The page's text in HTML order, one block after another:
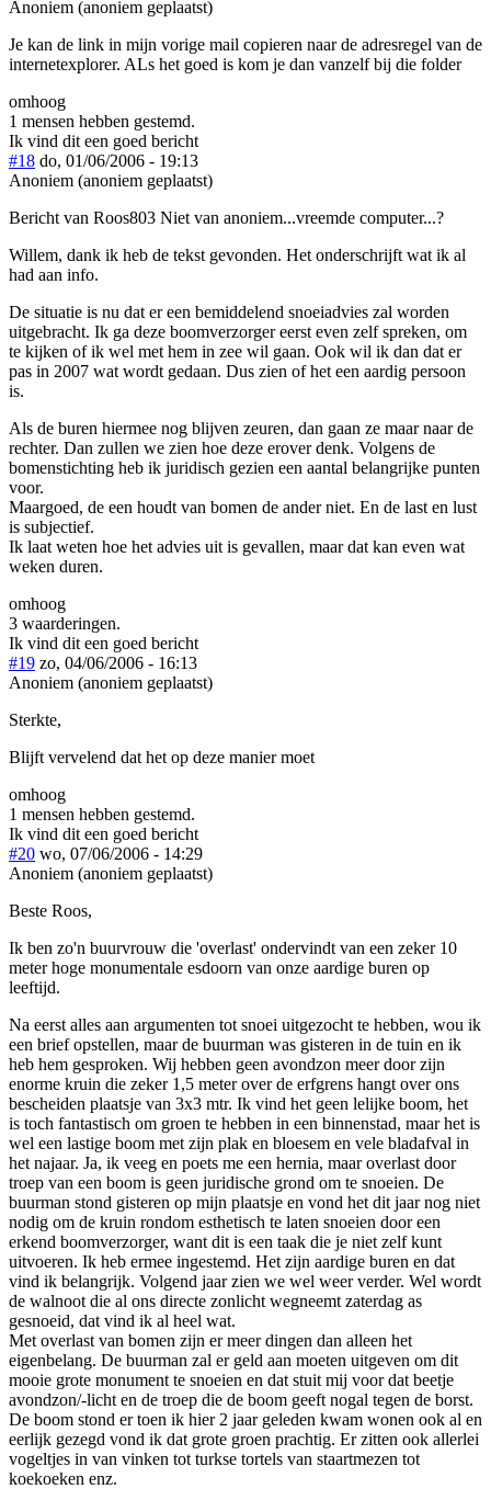
Anoniem (anoniem geplaatst)
Je kan de link in mijn vorige mail copieren naar de adresregel van de
internetexplorer. ALs het goed is kom je dan vanzelf bij die folder
omhoog
1 mensen hebben gestemd.
Ik vind dit een goed bericht
#18 do, 01/06/2006 - 19:13
Anoniem (anoniem geplaatst)
Bericht van Roos803 Niet van anoniem...vreemde computer...?
Willem, dank ik heb de tekst gevonden. Het onderschrijft wat ik al
had aan info.
De situatie is nu dat er een bemiddelend snoeiadvies zal worden
uitgebracht. Ik ga deze boomverzorger eerst even zelf spreken, om
te kijken of ik wel met hem in zee wil gaan. Ook wil ik dan dat er
pas in 2007 wat wordt gedaan. Dus zien of het een aardig persoon
is.
Als de buren hiermee nog blijven zeuren, dan gaan ze maar naar de
rechter. Dan zullen we zien hoe deze erover denk. Volgens de
bomenstichting heb ik juridisch gezien een aantal belangrijke punten
voor.
Maargoed, de een houdt van bomen de ander niet. En de last en lust
is subjectief.
Ik laat weten hoe het advies uit is gevallen, maar dat kan even wat
weken duren.
omhoog
3 waarderingen.
Ik vind dit een goed bericht
#19 zo, 04/06/2006 - 16:13
Anoniem (anoniem geplaatst)
Sterkte,
Blijft vervelend dat het op deze manier moet
omhoog
1 mensen hebben gestemd.
Ik vind dit een goed bericht
#20 wo, 07/06/2006 - 14:29
Anoniem (anoniem geplaatst)
Beste Roos,
Ik ben zo'n buurvrouw die 'overlast' ondervindt van een zeker 10
meter hoge monumentale esdoorn van onze aardige buren op
leeftijd.
Na eerst alles aan argumenten tot snoei uitgezocht te hebben, wou ik
een brief opstellen, maar de buurman was gisteren in de tuin en ik
heb hem gesproken. Wij hebben geen avondzon meer door zijn
enorme kruin die zeker 1,5 meter over de erfgrens hangt over ons
bescheiden plaatsje van 3x3 mtr. Ik vind het geen lelijke boom, het
is toch fantastisch om groen te hebben in een binnenstad, maar het is
wel een lastige boom met zijn plak en bloesem en vele bladafval in
het najaar. Ja, ik veeg en poets me een hernia, maar overlast door
troep van een boom is geen juridische grond om te snoeien. De
buurman stond gisteren op mijn plaatsje en vond het dit jaar nog niet
nodig om de kruin rondom esthetisch te laten snoeien door een
erkend boomverzorger, want dit is een taak die je niet zelf kunt
uitvoeren. Ik heb ermee ingestemd. Het zijn aardige buren en dat
vind ik belangrijk. Volgend jaar zien we wel weer verder. Wel wordt
de walnoot die al ons directe zonlicht wegneemt zaterdag as
gesnoeid, dat vind ik al heel wat.
Met overlast van bomen zijn er meer dingen dan alleen het
eigenbelang. De buurman zal er geld aan moeten uitgeven om dit
mooie grote monument te snoeien en dat stuit mij voor dat beetje
avondzon/-licht en de troep die de boom geeft nogal tegen de borst.
De boom stond er toen ik hier 2 jaar geleden kwam wonen ook al en
eerlijk gezegd vond ik dat grote groen prachtig. Er zitten ook allerlei
vogeltjes in van vinken tot turkse tortels van staartmezen tot
koekoeken enz.